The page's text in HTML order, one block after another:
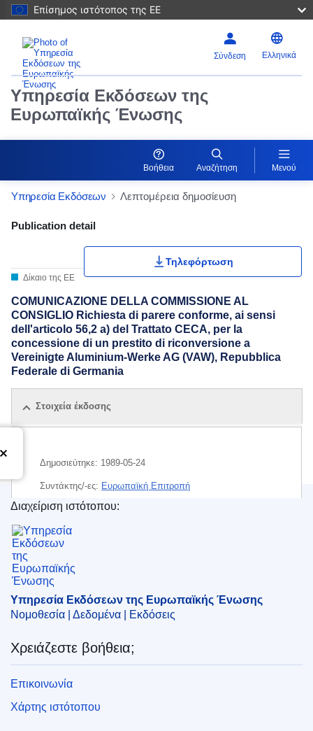
Επίσημος ιστότοπος της ΕΕ
Σύνδεση Ελληνικά
Υπηρεσία Εκδόσεων της
Ευρωπαϊκής Ένωσης
Βοήθεια Αναζήτηση Μενού
Υπηρεσία Εκδόσεων Λεπτομέρεια δημοσίευση
Publication Detail Actions Portlet
Publication detail
Δίκαιο της ΕΕ
Τηλεφόρτωση
COMUNICAZIONE DELLA COMMISSIONE AL
CONSIGLIO Richiesta di parere conforme, ai sensi
dell'articolo 56,2 a) del Trattato CECA, per la
concessione di un prestito di riconversione a
Vereinigte Aluminium-Werke AG (VAW), Repubblica
Federale di Germania
Στοιχεία έκδοσης
Δημοσιεύτηκε: 1989-05-24
Συντάκτης/-ες: Ευρωπαϊκή Επιτροπή
Υπηρεσία Εκδόσεων της Ευρωπαϊκής Ένωσης
Διαχείριση ιστότοπου:
Υπηρεσία Εκδόσεων της Ευρωπαϊκής Ένωσης
Νομοθεσία | Δεδομένα | Εκδόσεις
Χρειάζεστε βοήθεια;
Επικοινωνία
Χάρτης ιστότοπου